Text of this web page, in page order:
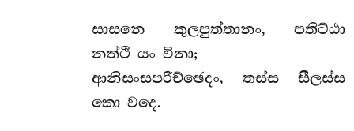
සාසනෙ කුලපුත්තානං, පතිට්ඨා
නත්ථි යං විනා;
ආනිසංසපරිච්ඡෙදං, තස්ස සීලස්ස
කො වදෙ.